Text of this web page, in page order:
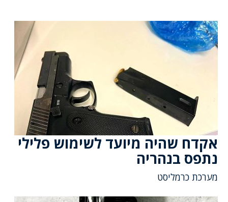
אקדח שהיה מיועד לשימוש פלילי
נתפס בנהריה
מערכת כרמליסט